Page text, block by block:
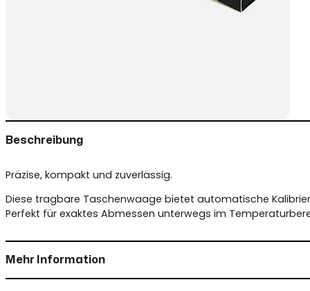
Beschreibung
Präzise, kompakt und zuverlässig.
Diese tragbare Taschenwaage bietet automatische
Perfekt für exaktes Abmessen unterwegs im
Mehr Information